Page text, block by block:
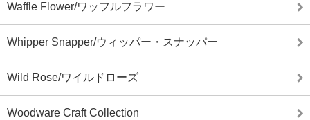
Waffle Flower/ワッフルフラワー
Whipper Snapper/ウィッパー・スナッパー
Wild Rose/ワイルドローズ
Woodware Craft Collection